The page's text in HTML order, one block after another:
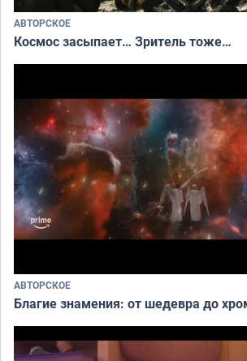
АВТОРСКОЕ
Космос засыпает… Зритель тоже…
АВТОРСКОЕ
Благие знамения: от шедевра до